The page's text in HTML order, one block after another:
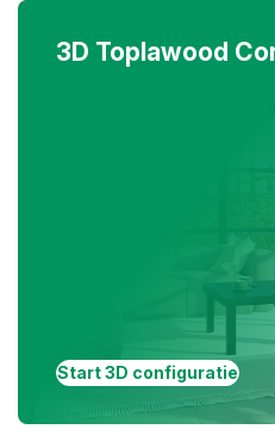
3D Toplawood
Start 3D configuratie